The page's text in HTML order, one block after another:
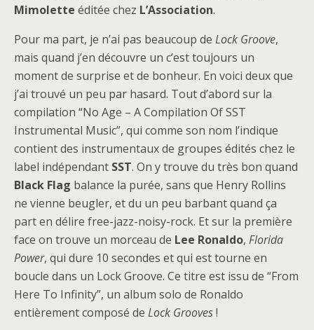
Mimolette éditée chez L’Association.
Pour ma part, je n’ai pas beaucoup de Lock Groove,
mais quand j’en découvre un c’est toujours un
moment de surprise et de bonheur. En voici deux que
j’ai trouvé un peu par hasard. Tout d’abord sur la
compilation “No Age – A Compilation Of SST
Instrumental Music”, qui comme son nom l’indique
contient des instrumentaux de groupes édités chez le
label indépendant SST. On y trouve du très bon quand
Black Flag balance la purée, sans que Henry Rollins
ne vienne beugler, et du un peu barbant quand ça
part en délire free-jazz-noisy-rock. Et sur la première
face on trouve un morceau de Lee Ronaldo, Florida
Power, qui dure 10 secondes et qui est tourne en
boucle dans un Lock Groove. Ce titre est issu de “From
Here To Infinity”, un album solo de Ronaldo
entièrement composé de Lock Grooves!